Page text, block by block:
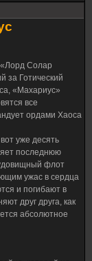
«Лорд Солар
за Готический
«Махариус»
все
ордами Хаоса
уже десять
последнюю
флот
ужас в сердца
и погибают в
друг друга, как
абсолютное